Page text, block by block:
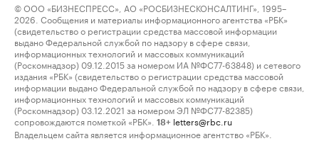
© ООО «БИЗНЕСПРЕСС», АО «РОСБИЗНЕСКОНСАЛТИНГ», 1995–
2026. Сообщения и материалы информационного агентства «РБК»
(свидетельство о регистрации средства массовой информации
выдано Федеральной службой по надзору в сфере связи,
информационных технологий и массовых коммуникаций
(Роскомнадзор) 09.12.2015 за номером ИА №ФС77-63848) и сетевого
издания «РБК» (свидетельство о регистрации средства массовой
информации выдано Федеральной службой по надзору в сфере связи,
информационных технологий и массовых коммуникаций
(Роскомнадзор) 03.12.2021 за номером ЭЛ №ФС77-82385)
сопровождаются пометкой «РБК».
18+ letters@rbc.ru
Владельцем сайта является информационное агентство «РБК».